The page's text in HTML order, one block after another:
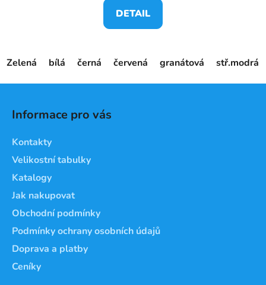
DETAIL
Zelená bílá černá červená granátová stř.modrá
Informace pro vás
Kontakty
Velikostní tabulky
Katalogy
Jak nakupovat
Obchodní podmínky
Podmínky ochrany osobních údajů
Doprava a platby
Ceníky